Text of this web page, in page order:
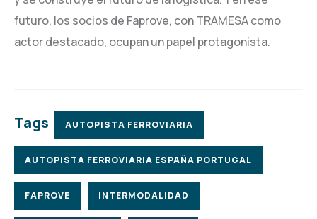
futuro, los socios de Faprove, con TRAMESA como
actor destacado, ocupan un papel protagonista.
Tags AUTOPISTA FERROVIARIA
AUTOPISTA FERROVIARIA ESPAÑA PORTUGAL
FAPROVE INTERMODALIDAD